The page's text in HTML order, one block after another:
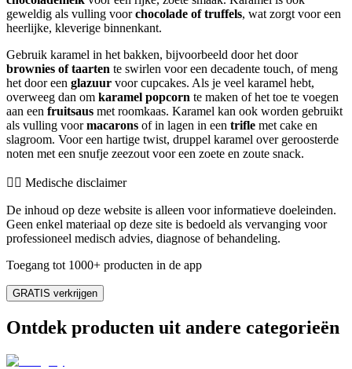
geweldig als vulling voorchocolade of truffels, wat zorgt voor een
heerlijke, kleverige binnenkant.
Gebruik karamel in het bakken, bijvoorbeeld door het door
brownies of taarten te swirlen voor een decadente touch, of meng
het door een glazuur voor cupcakes. Als je veel karamel hebt,
overweeg dan om karamel popcorn te maken of het toe te voegen
aan een fruitsaus met roomkaas. Karamel kan ook worden gebruikt
als vulling voormacarons of in lagen in een trifle met cake en
slagroom. Voor een hartige twist, druppel karamel over geroosterde
noten met een snufje zeezout voor een zoete en zoute snack.
👨‍⚕️️ Medische disclaimer
De inhoud op deze website is alleen voor informatieve doeleinden.
Geen enkel materiaal op deze site is bedoeld als vervanging voor
professioneel medisch advies, diagnose of behandeling.
Toegang tot 1000+ producten in de app
GRATIS verkrijgen
Ontdek producten uit andere categorieën